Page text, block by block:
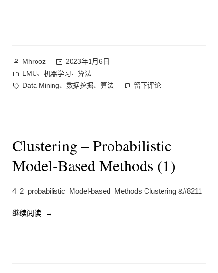
作
者：
Mhrooz
2023年1月6日
发
布
LMU、 机器学习、 算法
标
Data Mining、 数据挖掘、 算法
在
Based
Methods
(2)
上
留下评论
Clustering – Probabilistic
Model-Based Methods (1)
4_2_probabilistic_Model-based_Methods Clustering &#8211
继续阅读“Clustering